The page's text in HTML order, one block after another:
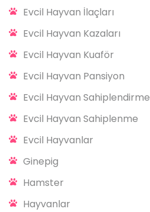
Evcil Hayvan İlaçları
Evcil Hayvan Kazaları
Evcil Hayvan Kuaför
Evcil Hayvan Pansiyon
Evcil Hayvan Sahiplendirme
Evcil Hayvan Sahiplenme
Evcil Hayvanlar
Ginepig
Hamster
Hayvanlar